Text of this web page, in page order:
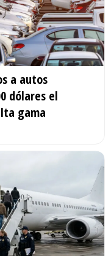
a autos
dólares el
gama